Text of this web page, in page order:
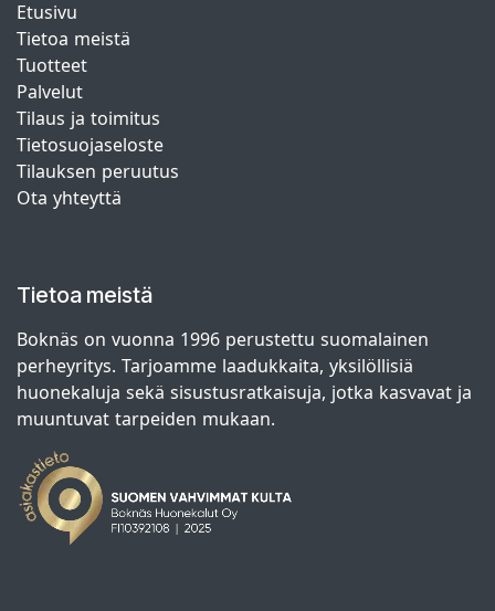
Etusivu
Tietoa meistä
Tuotteet
Palvelut
Tilaus ja toimitus
Tietosuojaseloste
Tilauksen peruutus
Ota yhteyttä
Tietoa meistä
Boknäs on vuonna 1996 perustettu suomalainen
perheyritys. Tarjoamme laadukkaita, yksilöllisiä
huonekaluja sekä sisustusratkaisuja, jotka kasvavat ja
muuntuvat tarpeiden mukaan.